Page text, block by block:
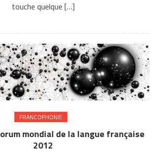
touche quelque […]
FRANCOPHONIE
mondial de la langue française
2012